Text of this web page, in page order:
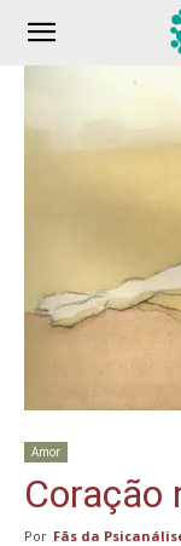
Amor
Coração
Por Fãs da